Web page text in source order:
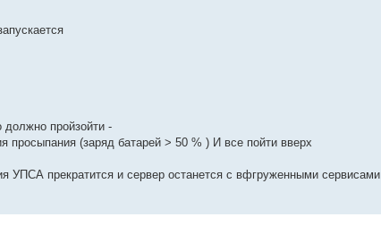
должно пройзойти -
(заряд батарей > 50 % ) И все пойти вверх
УПСА прекратится и сервер останется с вфгруженными сервисами